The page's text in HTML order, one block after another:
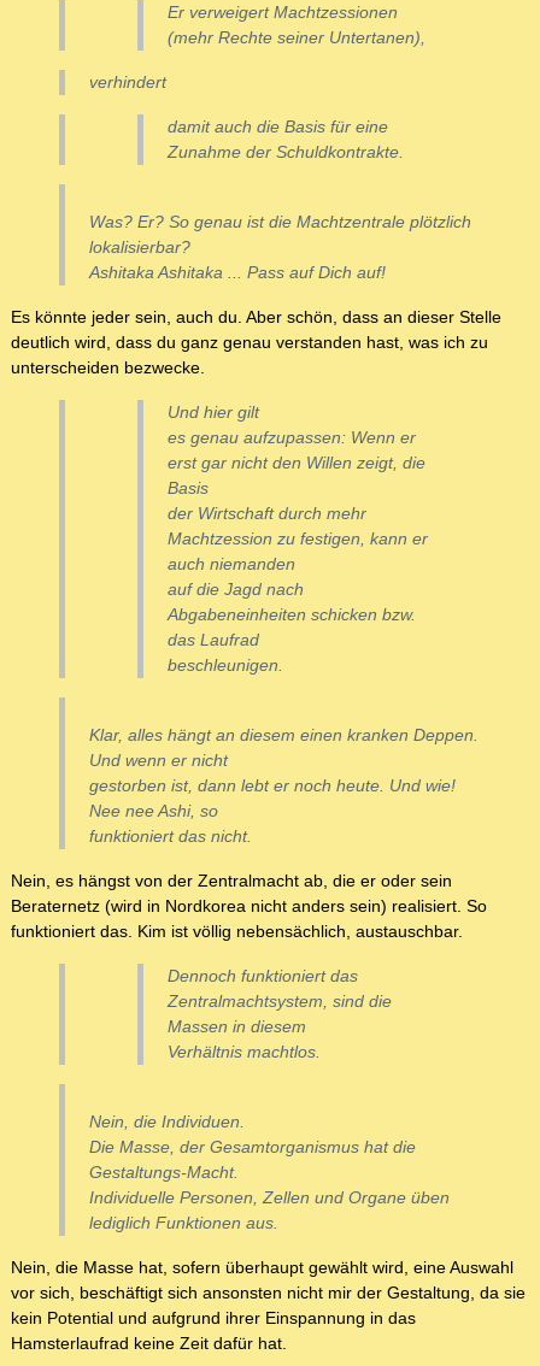
Er verweigert Machtzessionen
(mehr Rechte seiner Untertanen),
verhindert
damit auch die Basis für eine
Zunahme der Schuldkontrakte.
Was? Er? So genau ist die Machtzentrale plötzlich
lokalisierbar?
Ashitaka Ashitaka ... Pass auf Dich auf!
Es könnte jeder sein, auch du. Aber schön, dass an dieser Stelle
deutlich wird, dass du ganz genau verstanden hast, was ich zu
unterscheiden bezwecke.
Und hier gilt
es genau aufzupassen: Wenn er
erst gar nicht den Willen zeigt, die
Basis
der Wirtschaft durch mehr
Machtzession zu festigen, kann er
auch niemanden
auf die Jagd nach
Abgabeneinheiten schicken bzw.
das Laufrad
beschleunigen.
Klar, alles hängt an diesem einen kranken Deppen.
Und wenn er nicht
gestorben ist, dann lebt er noch heute. Und wie!
Nee nee Ashi, so
funktioniert das nicht.
Nein, es hängst von der Zentralmacht ab, die er oder sein
Beraternetz (wird in Nordkorea nicht anders sein) realisiert. So
funktioniert das. Kim ist völlig nebensächlich, austauschbar.
Dennoch funktioniert das
Zentralmachtsystem, sind die
Massen in diesem
Verhältnis machtlos.
Nein, die Individuen.
Die Masse, der Gesamtorganismus hat die
Gestaltungs-Macht.
Individuelle Personen, Zellen und Organe üben
lediglich Funktionen aus.
Nein, die Masse hat, sofern überhaupt gewählt wird, eine Auswahl
vor sich, beschäftigt sich ansonsten nicht mir der Gestaltung, da sie
kein Potential und aufgrund ihrer Einspannung in das
Hamsterlaufrad keine Zeit dafür hat.